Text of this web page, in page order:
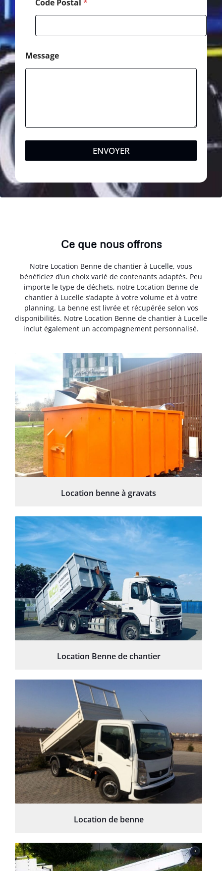
Code Postal *
Message
ENVOYER
Ce que nous offrons
Notre Location Benne de chantier à Lucelle, vous
bénéficiez d’un choix varié de contenants adaptés. Peu
importe le type de déchets, notre Location Benne de
chantier à Lucelle s’adapte à votre volume et à votre
planning. La benne est livrée et récupérée selon vos
disponibilités. Notre Location Benne de chantier à Lucelle
inclut également un accompagnement personnalisé.
Location benne à gravats
Location Benne de chantier
Location de benne